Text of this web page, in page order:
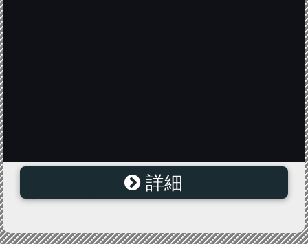
1%の奇跡 7【洋画 韓国 中古 DVD】メール便可 ケース
詳細